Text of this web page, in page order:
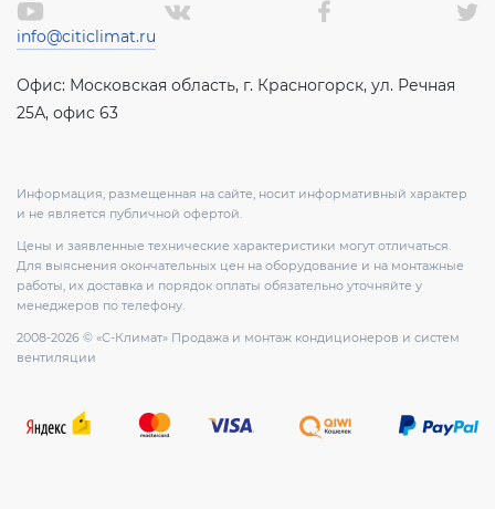
info@citiclimat.ru
Офис: Московская область, г. Красногорск, ул. Речная
25А, офис 63
Информация, размещенная на сайте, носит информативный характер
и не является публичной офертой.
Цены и заявленные технические характеристики могут отличаться.
Для выяснения окончательных цен на оборудование и на монтажные
работы, их доставка и порядок оплаты обязательно уточняйте у
менеджеров по телефону.
2008-2026 © «С-Климат» Продажа и монтаж кондиционеров и систем
вентиляции